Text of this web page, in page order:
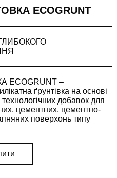
ECOGRUNT
ECOGRUNT –
ґрунтівка на основі
технологічних добавок для
цементних, цементно-
поверхонь типу